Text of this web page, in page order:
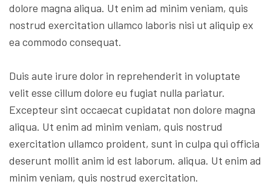
dolore magna aliqua. Ut enim ad minim veniam, quis
nostrud exercitation ullamco laboris nisi ut aliquip ex
ea commodo consequat.
Duis aute irure dolor in reprehenderit in voluptate
velit esse cillum dolore eu fugiat nulla pariatur.
Excepteur sint occaecat cupidatat non dolore magna
aliqua. Ut enim ad minim veniam, quis nostrud
exercitation ullamco proident, sunt in culpa qui officia
deserunt mollit anim id est laborum. aliqua. Ut enim ad
minim veniam, quis nostrud exercitation.